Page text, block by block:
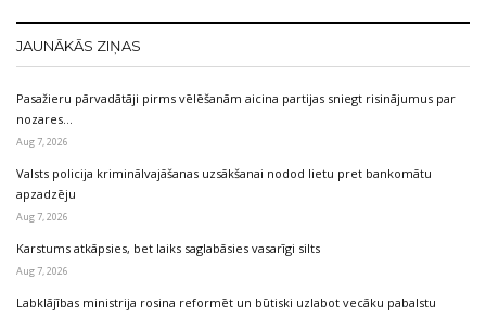
JAUNĀKĀS ZIŅAS
Pasažieru pārvadātāji pirms vēlēšanām aicina partijas sniegt risinājumus par
nozares…
Aug 7, 2026
Valsts policija kriminālvajāšanas uzsākšanai nodod lietu pret bankomātu
apzadzēju
Aug 7, 2026
Karstums atkāpsies, bet laiks saglabāsies vasarīgi silts
Aug 7, 2026
Labklājības ministrija rosina reformēt un būtiski uzlabot vecāku pabalstu